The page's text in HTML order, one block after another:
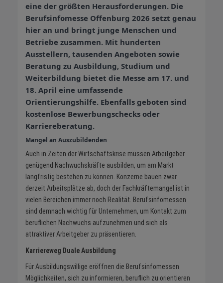
eine der größten Herausforderungen. Die
Berufsinfomesse Offenburg 2026 setzt genau
hier an und bringt junge Menschen und
Betriebe zusammen. Mit hunderten
Ausstellern, tausenden Angeboten sowie
Beratung zu Ausbildung, Studium und
Weiterbildung bietet die Messe am 17. und
18. April eine umfassende
Orientierungshilfe. Ebenfalls geboten sind
kostenlose Bewerbungschecks oder
Karriereberatung.
Mangel an Auszubildenden
Auch in Zeiten der Wirtschaftskrise müssen Arbeitgeber
genügend Nachwuchskräfte ausbilden, um am Markt
langfristig bestehen zu können. Konzerne bauen zwar
derzeit Arbeitsplätze ab, doch der Fachkräftemangel ist in
vielen Bereichen immer noch Realität. Berufsinfomessen
sind demnach wichtig für Unternehmen, um Kontakt zum
beruflichen Nachwuchs aufzunehmen und sich als
attraktiver Arbeitgeber zu präsentieren.
Karriereweg Duale Ausbildung
Für Ausbildungswillige eröffnen die Berufsinfomessen
Möglichkeiten, sich zu informieren, beruflich zu orientieren